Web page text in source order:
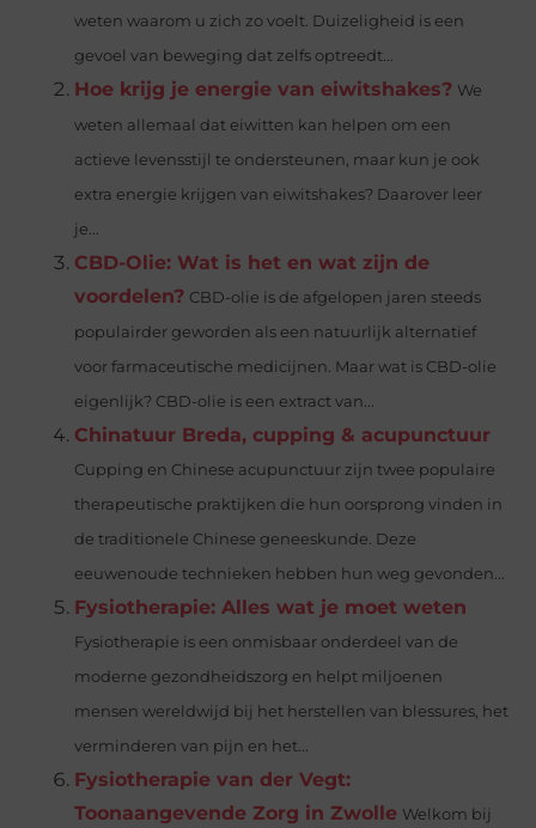
weten waarom u zich zo voelt. Duizeligheid is een
gevoel van beweging dat zelfs optreedt...
Hoe krijg je energie van eiwitshakes? We
weten allemaal dat eiwitten kan helpen om een
actieve levensstijl te ondersteunen, maar kun je ook
extra energie krijgen van eiwitshakes? Daarover leer
je...
CBD-Olie: Wat is het en wat zijn de
voordelen? CBD-olie is de afgelopen jaren steeds
populairder geworden als een natuurlijk alternatief
voor farmaceutische medicijnen. Maar wat is CBD-olie
eigenlijk? CBD-olie is een extract van...
Chinatuur Breda, cupping & acupunctuur
Cupping en Chinese acupunctuur zijn twee populaire
therapeutische praktijken die hun oorsprong vinden in
de traditionele Chinese geneeskunde. Deze
eeuwenoude technieken hebben hun weg gevonden...
Fysiotherapie: Alles wat je moet weten
Fysiotherapie is een onmisbaar onderdeel van de
moderne gezondheidszorg en helpt miljoenen
mensen wereldwijd bij het herstellen van blessures, het
verminderen van pijn en het...
Fysiotherapie van der Vegt:
Toonaangevende Zorg in Zwolle Welkom bij